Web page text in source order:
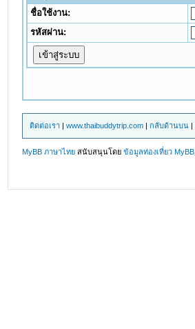
ชื่อใช้งาน:
รหัสผ่าน:
ติดต่อเรา |www.thaibuddytrip.com |กลับด้านบน |
MyBB ภาษาไทย สนับสนุนโดยข้อมูลท่องเที่ยว MyBB